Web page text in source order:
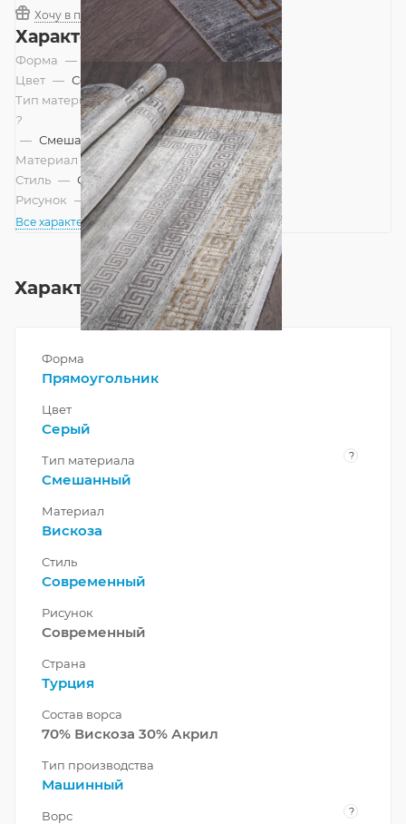
Хочу в подарок
Характеристики
Форма — Прямоугольник
Цвет — Серый
Тип материала
?
— Смешанный
Материал — Вискоза
Стиль — Современный
Рисунок — Современный
Все характеристики
Характеристики
Форма
Прямоугольник
Цвет
Серый
Тип материала ?
Смешанный
Материал
Вискоза
Стиль
Современный
Рисунок
Современный
Страна
Турция
Состав ворса
70% Вискоза 30% Акрил
Тип производства
Машинный
Ворс ?